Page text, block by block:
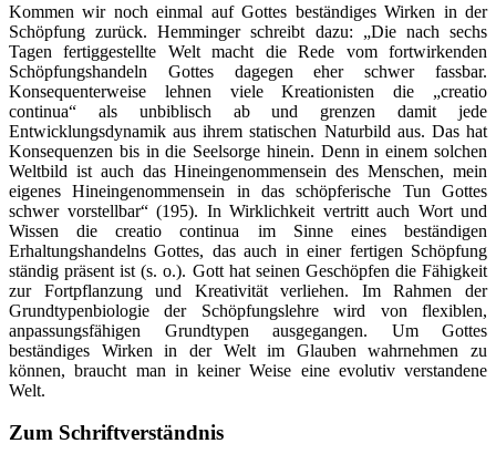
Kommen wir noch einmal auf Gottes beständiges Wirken in der
Schöpfung zurück. Hemminger schreibt dazu: „Die nach sechs
Tagen fertiggestellte Welt macht die Rede vom fortwirkenden
Schöpfungshandeln Gottes dagegen eher schwer fassbar.
Konsequenterweise lehnen viele Kreationisten die „creatio
continua“ als unbiblisch ab und grenzen damit jede
Entwicklungsdynamik aus ihrem statischen Naturbild aus. Das hat
Konsequenzen bis in die Seelsorge hinein. Denn in einem solchen
Weltbild ist auch das Hineingenommensein des Menschen, mein
eigenes Hineingenommensein in das schöpferische Tun Gottes
schwer vorstellbar“ (195). In Wirklichkeit vertritt auch Wort und
Wissen die creatio continua im Sinne eines beständigen
Erhaltungshandelns Gottes, das auch in einer fertigen Schöpfung
ständig präsent ist (s. o.). Gott hat seinen Geschöpfen die Fähigkeit
zur Fortpflanzung und Kreativität verliehen. Im Rahmen der
Grundtypenbiologie der Schöpfungslehre wird von flexiblen,
anpassungsfähigen Grundtypen ausgegangen. Um Gottes
beständiges Wirken in der Welt im Glauben wahrnehmen zu
können, braucht man in keiner Weise eine evolutiv verstandene
Welt.
Zum Schriftverständnis